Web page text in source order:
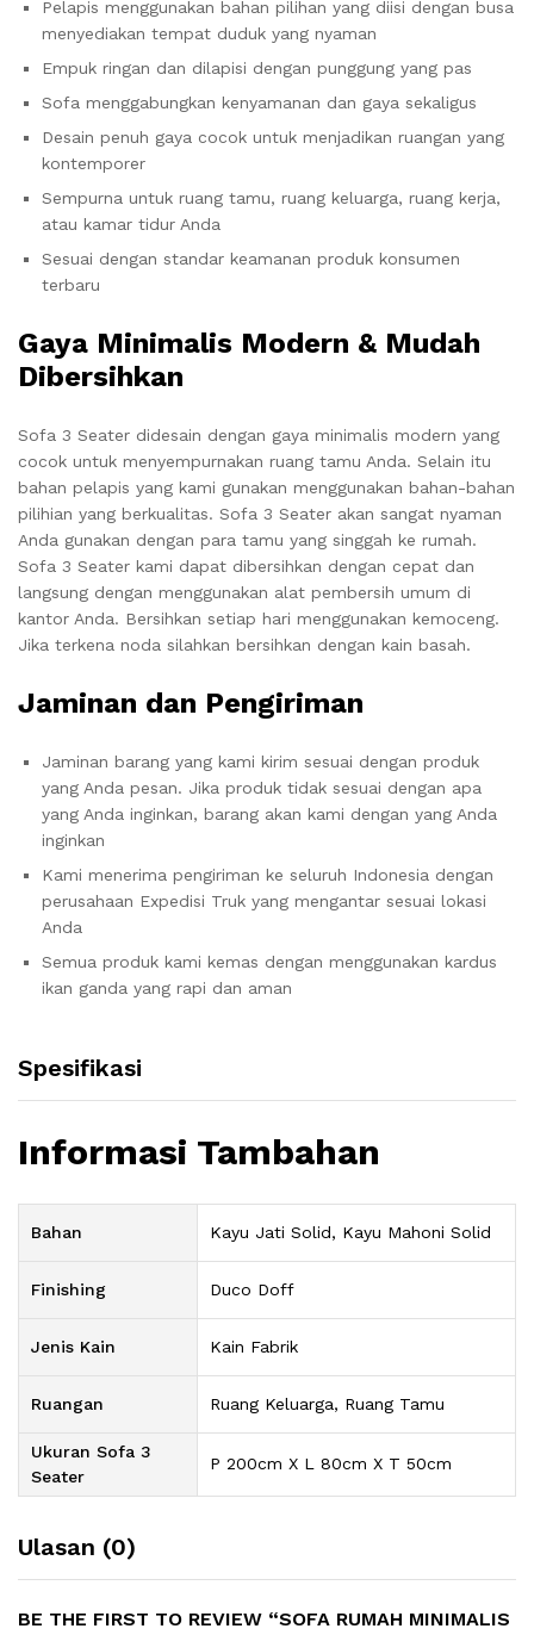
Pelapis menggunakan bahan pilihan yang diisi dengan busa
menyediakan tempat duduk yang nyaman
Empuk ringan dan dilapisi dengan punggung yang pas
Sofa menggabungkan kenyamanan dan gaya sekaligus
Desain penuh gaya cocok untuk menjadikan ruangan yang
kontemporer
Sempurna untuk ruang tamu, ruang keluarga, ruang kerja,
atau kamar tidur Anda
Sesuai dengan standar keamanan produk konsumen
terbaru
Gaya Minimalis Modern & Mudah
Dibersihkan
Sofa 3 Seater didesain dengan gaya minimalis modern yang
cocok untuk menyempurnakan ruang tamu Anda. Selain itu
bahan pelapis yang kami gunakan menggunakan bahan-bahan
pilihian yang berkualitas. Sofa 3 Seater akan sangat nyaman
Anda gunakan dengan para tamu yang singgah ke rumah.
Sofa 3 Seater kami dapat dibersihkan dengan cepat dan
langsung dengan menggunakan alat pembersih umum di
kantor Anda. Bersihkan setiap hari menggunakan kemoceng.
Jika terkena noda silahkan bersihkan dengan kain basah.
Jaminan dan Pengiriman
Jaminan barang yang kami kirim sesuai dengan produk
yang Anda pesan. Jika produk tidak sesuai dengan apa
yang Anda inginkan, barang akan kami dengan yang Anda
inginkan
Kami menerima pengiriman ke seluruh Indonesia dengan
perusahaan Expedisi Truk yang mengantar sesuai lokasi
Anda
Semua produk kami kemas dengan menggunakan kardus
ikan ganda yang rapi dan aman
Spesifikasi
Informasi Tambahan
Bahan Kayu Jati Solid, Kayu Mahoni Solid
Finishing Duco Doff
Jenis Kain Kain Fabrik
Ruangan Ruang Keluarga, Ruang Tamu
Ukuran Sofa 3
Seater
P 200cm X L 80cm X T 50cm
Ulasan (0)
BE THE FIRST TO REVIEW “SOFA RUMAH MINIMALIS